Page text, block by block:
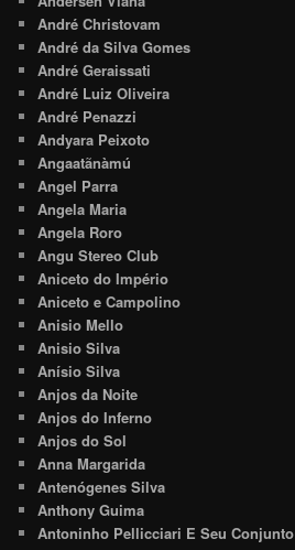
André Christovam
André da Silva Gomes
André Geraissati
André Luiz Oliveira
André Penazzi
Andyara Peixoto
Angaatãnàmú
Angel Parra
Angela Maria
Angela Roro
Angu Stereo Club
Aniceto do Império
Aniceto e Campolino
Anisio Mello
Anisio Silva
Anísio Silva
Anjos da Noite
Anjos do Inferno
Anjos do Sol
Anna Margarida
Antenógenes Silva
Anthony Guima
Antoninho Pellicciari E Seu Conjunto